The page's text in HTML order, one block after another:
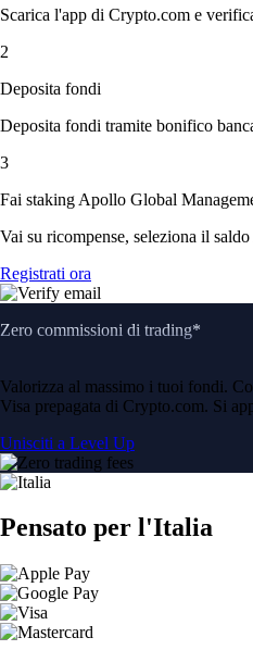
Scarica l'app di Crypto.com e
2
Deposita fondi
Deposita fondi tramite bonifico
3
Fai staking Apollo Global
Vai su ricompense, seleziona il
Registrati ora
Zero commissioni di trading*
Valorizza al massimo i tuoi fondi.
Visa prepagata di Crypto.com. Si
Unisciti a Level Up
Pensato per l'Italia